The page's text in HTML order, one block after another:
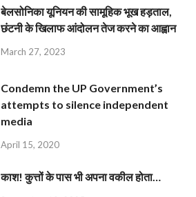
बेलसोनिका यूनियन की सामूहिक भूख हड़ताल,
छंटनी के खिलाफ आंदोलन तेज करने का आह्वान
March 27, 2023
Condemn the UP Government’s
attempts to silence independent
media
April 15, 2020
काश! कुत्तों के पास भी अपना वकील होता…